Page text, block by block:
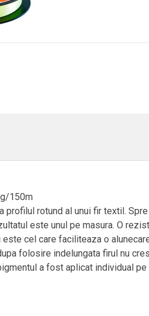
150m
profilul rotund al unui fir textil.
este unul pe masura. O
cel care faciliteaza o
folosire indelungata firul nu
a fost aplicat individual